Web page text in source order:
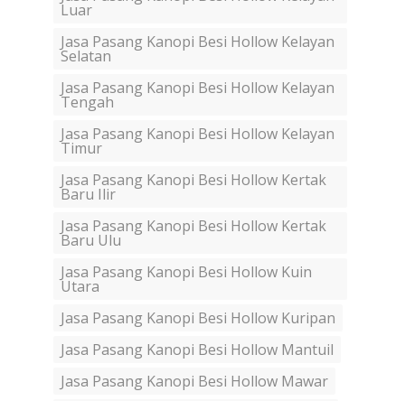
Luar
Jasa Pasang Kanopi Besi Hollow Kelayan
Selatan
Jasa Pasang Kanopi Besi Hollow Kelayan
Tengah
Jasa Pasang Kanopi Besi Hollow Kelayan
Timur
Jasa Pasang Kanopi Besi Hollow Kertak
Baru Ilir
Jasa Pasang Kanopi Besi Hollow Kertak
Baru Ulu
Jasa Pasang Kanopi Besi Hollow Kuin
Utara
Jasa Pasang Kanopi Besi Hollow Kuripan
Jasa Pasang Kanopi Besi Hollow Mantuil
Jasa Pasang Kanopi Besi Hollow Mawar